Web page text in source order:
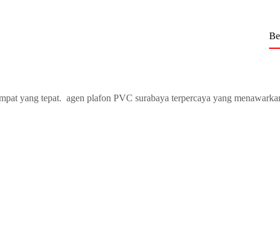
yang tepat. agen plafon PVC surabaya terpercaya yang